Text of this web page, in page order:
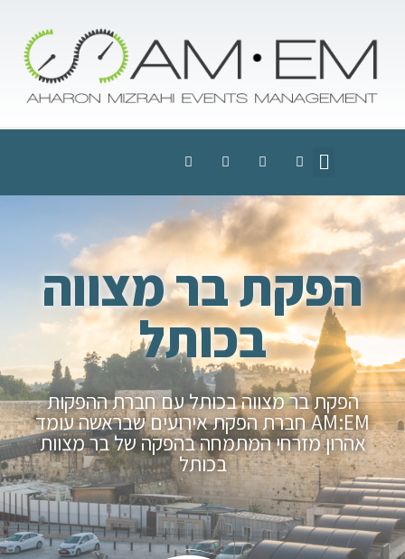
הפקת בר מצווה
בכותל
הפקת בר מצווה בכותל עם חברת ההפקות
AM:EM חברת הפקת אירועים שבראשה עומד
אהרון מזרחי המתמחה בהפקה של בר מצוות
בכותל